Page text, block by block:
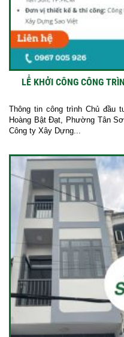
LỄ KHỞI CÔNG CÔNG
Thông tin công trình Chủ đầu
Hoàng Bật Đạt, Phường Tân
Công ty Xây Dựng...